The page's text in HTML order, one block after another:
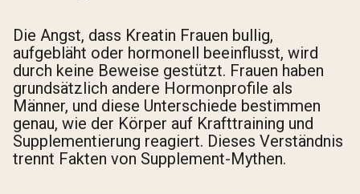
Die Angst, dass Kreatin Frauen bullig,
aufgebläht oder hormonell beeinflusst, wird
durch keine Beweise gestützt. Frauen haben
grundsätzlich andere Hormonprofile als
Männer, und diese Unterschiede bestimmen
genau, wie der Körper auf Krafttraining und
Supplementierung reagiert. Dieses Verständnis
trennt Fakten von Supplement-Mythen.